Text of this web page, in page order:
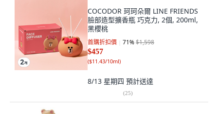
COCODOR 珂珂朵爾 LINE FRIENDS
臉部造型擴香瓶 巧克力, 2個, 200ml,
黑櫻桃
首購折扣價 71%$1,598
$457
($11.43/10ml)
8/13 星期四 預計送達
(25)